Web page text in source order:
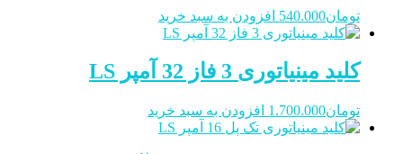
تومان540.000 افزودن به سبد خرید
کلید مینیاتوری 3 فاز 32 آمپر LS
تومان1.700.000 افزودن به سبد خرید